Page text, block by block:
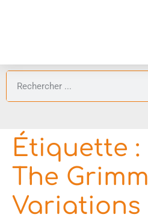
Étiquette :
The Grimm
Variations